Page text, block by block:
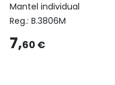
Mantel individual
Reg.: B.3806M
7,60 €